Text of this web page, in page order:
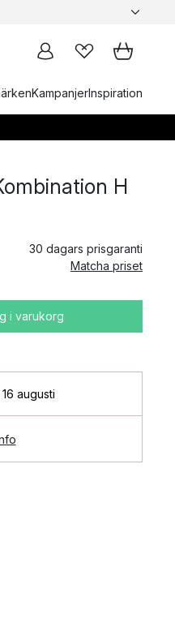
KampanjerInspiration
H
30 dagars prisgaranti
Matcha priset
i varukorg
augusti